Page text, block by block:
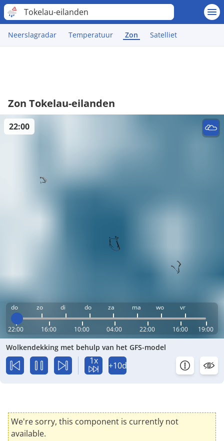
Tokelau-eilanden
Neerslagradar Temperatuur Zon Satelliet
Zon Tokelau-eilanden
do zo di do za ma wo vr
22:00 16:00 10:00 04:00 22:00 16:00 19:00
22:00
Wolkendekking met behulp van het GFS-model
1x +10d
We're sorry, this component is currently not
available.